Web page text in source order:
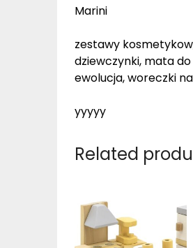
Marini
zestawy
dziewczynki, mata do
ewolucja, woreczki
yyyyy
Related